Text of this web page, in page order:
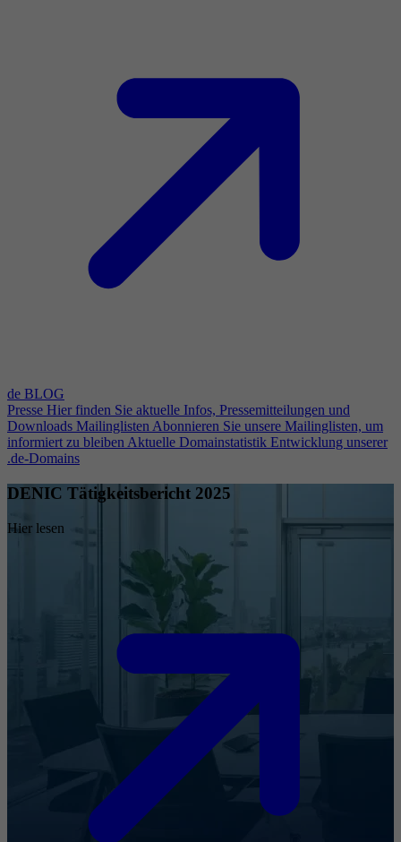
de BLOG
Presse Hier finden Sie aktuelle Infos, Pressemitteilungen und
Downloads Mailinglisten Abonnieren Sie unsere Mailinglisten, um
informiert zu bleiben Aktuelle Domainstatistik Entwicklung unserer
.de-Domains
DENIC Tätigkeitsbericht 2025
Hier lesen